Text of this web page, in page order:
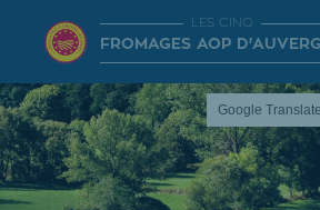
Google
LES CINQ
FROMAGES AOP